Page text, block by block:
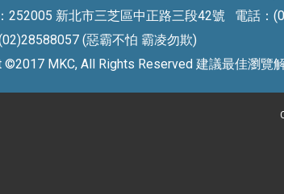
252005 新北市三芝區中正路三段42號 電話：
(惡霸不怕 霸凌勿欺)
©2017 MKC, All Rights Reserved 建議最佳瀏覽